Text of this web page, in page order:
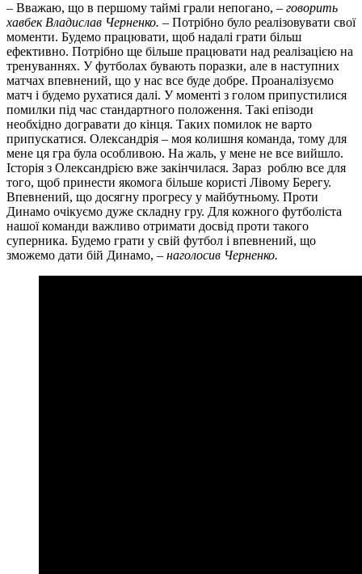
– Вважаю, що в першому таймі грали непогано, – говорить
хавбек Владислав Черненко. – Потрібно було реалізовувати свої
моменти. Будемо працювати, щоб надалі грати більш
ефективно. Потрібно ще більше працювати над реалізацією на
тренуваннях. У футболах бувають поразки, але в наступних
матчах впевнений, що у нас все буде добре. Проаналізуємо
матч і будемо рухатися далі. У моменті з голом припустилися
помилки під час стандартного положення. Такі епізоди
необхідно догравати до кінця. Таких помилок не варто
припускатися. Олександрія – моя колишня команда, тому для
мене ця гра була особливою. На жаль, у мене не все вийшло.
Історія з Олександрією вже закінчилася. Зараз роблю все для
того, щоб принести якомога більше користі Лівому Берегу.
Впевнений, що досягну прогресу у майбутньому. Проти
Динамо очікуємо дуже складну гру. Для кожного футболіста
нашої команди важливо отримати досвід проти такого
суперника. Будемо грати у свій футбол і впевнений, що
зможемо дати бій Динамо, – наголосив Черненко.